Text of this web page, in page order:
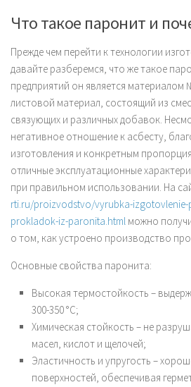
Что такое паронит и
Прежде чем перейти к технологии
давайте разберемся, что же такое
предприятий он является материалом
листовой материал, состоящий из
связующих и различных добавок.
негативное отношение к асбесту,
изготовления и конкретным
отличные эксплуатационные
при правильном использовании. На
rti.ru/proizvodstvo/vyrubka-
prokladok-iz-paronita.html можно
о том, как устроено производство
Основные свойства паронита:
Высокая термостойкость –
300-350 °С;
Химическая стойкость – не
масел, кислот и щелочей;
Эластичность и упругость –
поверхностей, обеспечивая